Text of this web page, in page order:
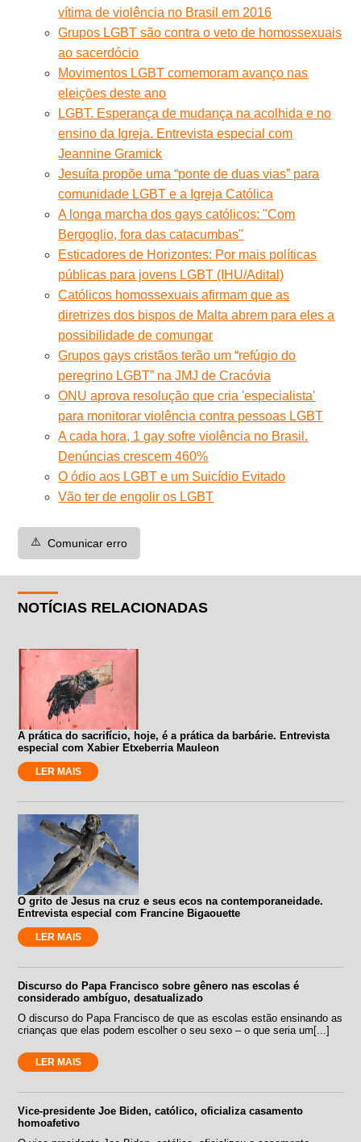
vítima de violência no Brasil em 2016
Grupos LGBT são contra o veto de homossexuais
ao sacerdócio
Movimentos LGBT comemoram avanço nas
eleiçōes deste ano
LGBT. Esperança de mudança na acolhida e no
ensino da Igreja. Entrevista especial com
Jeannine Gramick
Jesuíta propõe uma “ponte de duas vias” para
comunidade LGBT e a Igreja Católica
A longa marcha dos gays católicos: "Com
Bergoglio, fora das catacumbas"
Esticadores de Horizontes: Por mais políticas
públicas para jovens LGBT (IHU/Adital)
Católicos homossexuais afirmam que as
diretrizes dos bispos de Malta abrem para eles a
possibilidade de comungar
Grupos gays cristãos terão um “refúgio do
peregrino LGBT” na JMJ de Cracóvia
ONU aprova resolução que cria 'especialista'
para monitorar violência contra pessoas LGBT
A cada hora, 1 gay sofre violência no Brasil.
Denúncias crescem 460%
O ódio aos LGBT e um Suicídio Evitado
Vão ter de engolir os LGBT
⚠️ Comunicar erro
NOTÍCIAS RELACIONADAS
A prática do sacrifício, hoje, é a prática da barbárie. Entrevista
especial com Xabier Etxeberria Mauleon
LER MAIS
O grito de Jesus na cruz e seus ecos na contemporaneidade.
Entrevista especial com Francine Bigaouette
LER MAIS
Discurso do Papa Francisco sobre gênero nas escolas é
considerado ambíguo, desatualizado
O discurso do Papa Francisco de que as escolas estão ensinando as
crianças que elas podem escolher o seu sexo – o que seria um[...]
LER MAIS
Vice-presidente Joe Biden, católico, oficializa casamento
homoafetivo